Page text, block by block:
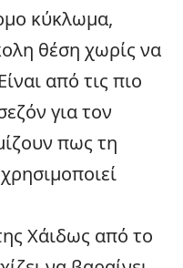
κύκλωμα,
θέση χωρίς να
από τις πιο
για τον
πως τη
Χάιδως από το